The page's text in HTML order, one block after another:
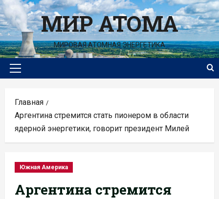
Перейти
к
содержимомуМИР АТОМА
МИРОВАЯ АТОМНАЯ ЭНЕРГЕТИКА
Основное
Главная
Аргентина стремится стать пионером в области
ядерной энергетики, говорит президент Милей
Южная Америка
Аргентина стремится